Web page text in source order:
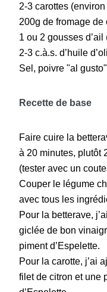
2-3 carottes
200g de fromage de
1 ou 2 gousses
2-3 c.à.s. d’huile
Sel, poivre "al gusto"
Recette de base
Faire cuire la
à 20 minutes, plutôt
(tester avec un
Couper le légume
avec tous les
Pour la betterave,
giclée de bon
piment d’Espelette.
Pour la carotte, j’ai
filet de citron et une